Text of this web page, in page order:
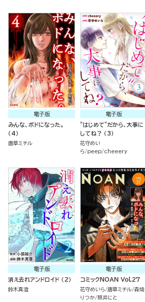
電子版
みんな、ボドになった。
（4）
唐草ミチル
電子版
“はじめて”だから、大事に
してね？ （3）
花守めい
ら
peep cheeery
電子版
消え去れアンドロイド （2）
鈴木真澄
電子版
コミックNOAN Vol.27
花守めいら 唐草ミチル 森埼
りつか 照井にと